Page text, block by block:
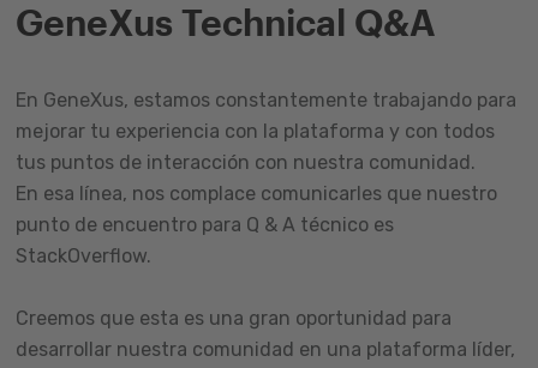
GeneXus Technical Q&A
En GeneXus, estamos constantemente trabajando para
mejorar tu experiencia con la plataforma y con todos
tus puntos de interacción con nuestra comunidad.
En esa línea, nos complace comunicarles que nuestro
punto de encuentro para Q & A técnico es
StackOverflow.
Creemos que esta es una gran oportunidad para
desarrollar nuestra comunidad en una plataforma líder,